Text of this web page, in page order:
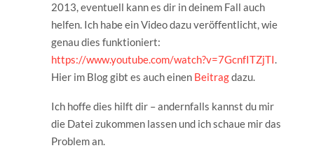
2013, eventuell kann es dir in deinem Fall auch
helfen. Ich habe ein Video dazu veröffentlicht, wie
genau dies funktioniert:
https://www.youtube.com/watch?v=7GcnfITZjTI.
Hier im Blog gibt es auch einen Beitragdazu.
Ich hoffe dies hilft dir – andernfalls kannst du mir
die Datei zukommen lassen und ich schaue mir das
Problem an.